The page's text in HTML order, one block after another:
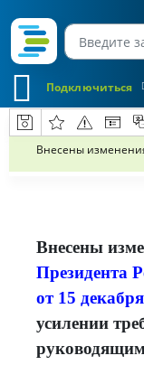
Подключиться
Внесены
Внесены
Президента
от 15
усилении